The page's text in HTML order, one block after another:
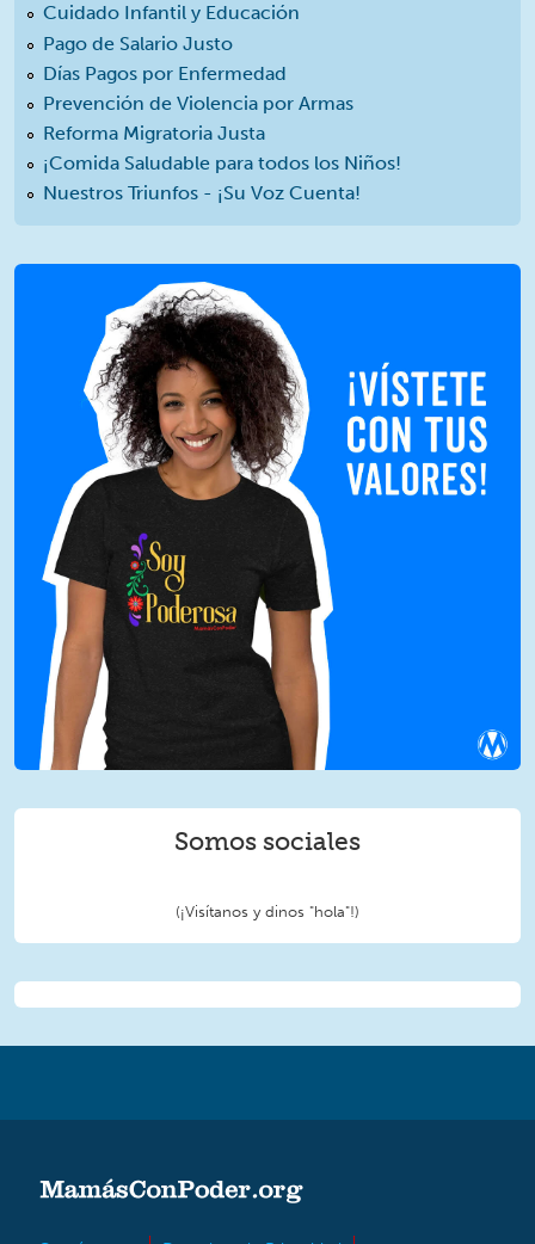
Cuidado Infantil y Educación
Pago de Salario Justo
Días Pagos por Enfermedad
Prevención de Violencia por Armas
Reforma Migratoria Justa
¡Comida Saludable para todos los Niños!
Nuestros Triunfos - ¡Su Voz Cuenta!
Somos sociales
(¡Visítanos y dinos "hola"!)